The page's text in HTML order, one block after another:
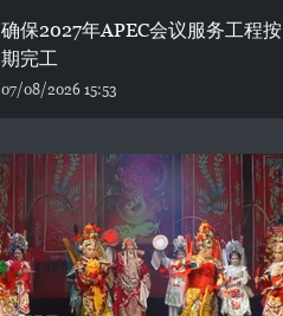
确保2027年APEC会议服务工程按
期完工
07/08/2026 15:53